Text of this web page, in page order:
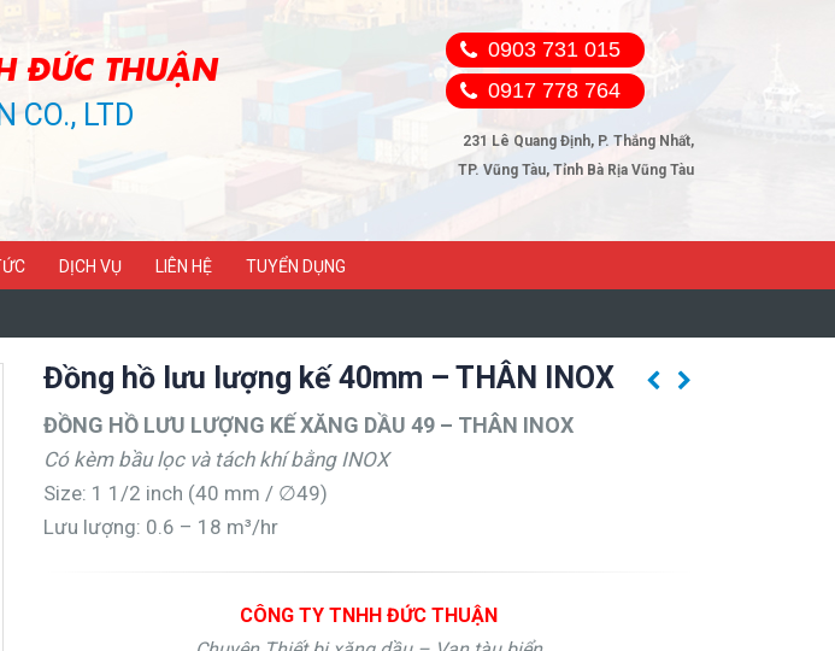
ĐỨC THUẬN
CO., LTD
0903 731 015
0917 778 764
231 Lê Quang Định, P. Thắng Nhất,
TP. Vũng Tàu, Tỉnh Bà Rịa Vũng Tàu
DỊCH VỤ LIÊN HỆ TUYỂN DỤNG
Đồng hồ lưu lượng kế 40mm – THÂN INOX
ĐỒNG HỒ LƯU LƯỢNG KẾ XĂNG DẦU 49 – THÂN INOX
Có kèm bầu lọc và tách khí bằng INOX
Size: 1 1/2 inch (40 mm / ∅49)
Lưu lượng: 0.6 – 18 m³/hr
CÔNG TY TNHH ĐỨC THUẬN